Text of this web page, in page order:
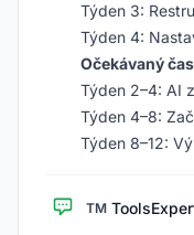
Týden 3:
Týden 4:
Očekávaný
Týden 2–4: AI
Týden 4–8:
Týden 8–12:
TM